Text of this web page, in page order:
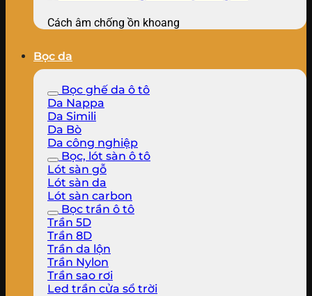
Cách âm chống ồn khoang
Bọc da
Bọc ghế da ô tô
Da Nappa
Da Simili
Da Bò
Da công nghiệp
Bọc, lót sàn ô tô
Lót sàn gỗ
Lót sàn da
Lót sàn carbon
Bọc trần ô tô
Trần 5D
Trần 8D
Trần da lộn
Trần Nylon
Trần sao rơi
Led trần cửa sổ trời